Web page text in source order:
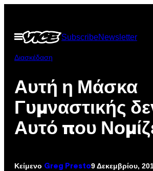
περιεχόμενο
Ανοίξτε
το
SubscribeNewsletter
Διασκέδαση
Αυτή η Μάσκα
Γυμναστικής
Αυτό που
Κείμενο Greg Presto9 Δεκεμβρίου,